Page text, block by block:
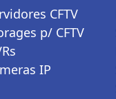
CFTV
p/ CFTV
IP